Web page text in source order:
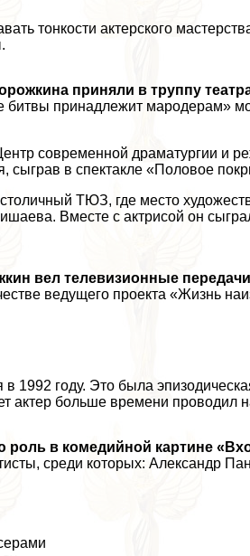
тонкости актерского
приняли в труппу
битвы принадлежит мародерам»
современной драматургии и
сыграв в спектакле «Половое
ТЮЗ, где место
Вместе с актрисой он
вел телевизионные передачи
ведущего проекта «Жизнь
1992 году. Это была
актер больше времени проводил
роль в комедийной картине
среди которых:Александр